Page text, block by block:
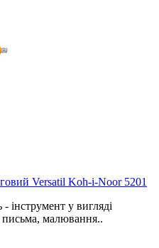
Versatil Koh-i-Noor 5201
інструмент у вигляді
письма, малювання..